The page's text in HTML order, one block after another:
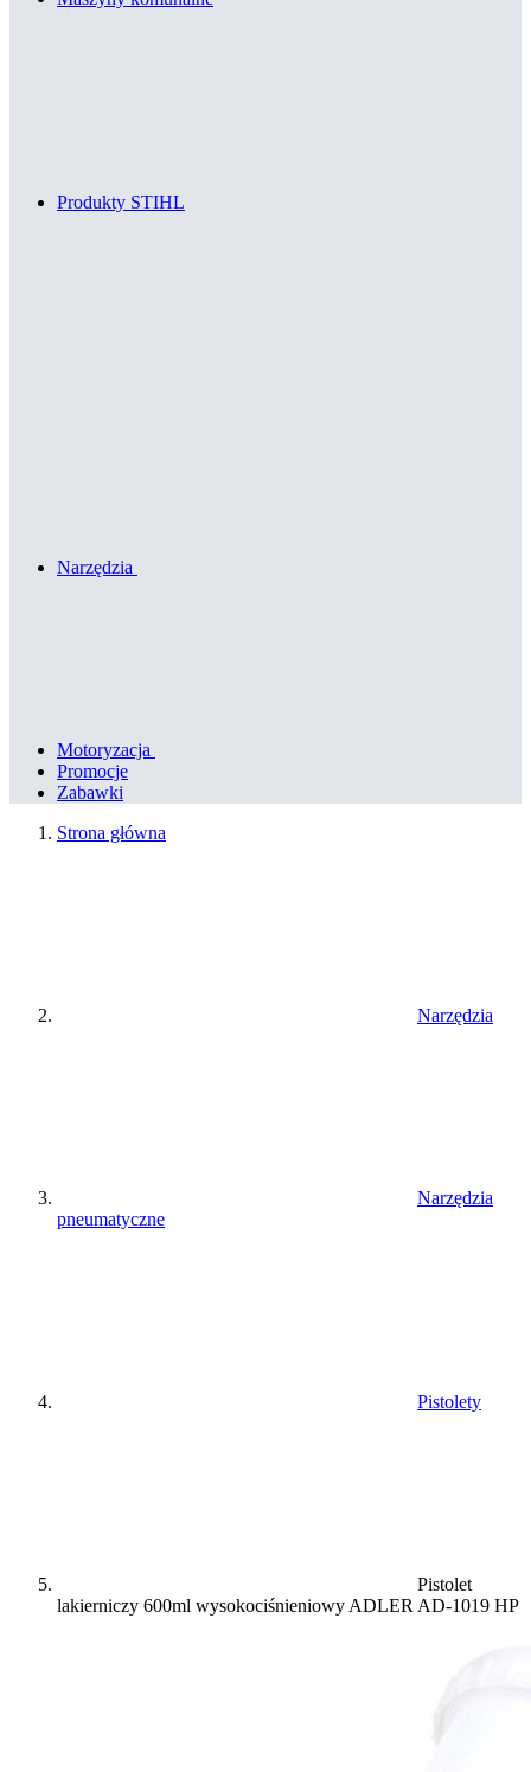
Produkty STIHL
Narzędzia
Motoryzacja
Promocje
Zabawki
Strona główna
Narzędzia
Narzędzia
pneumatyczne
Pistolety
Pistolet
lakierniczy 600ml wysokociśnieniowy ADLER AD-1019 HP